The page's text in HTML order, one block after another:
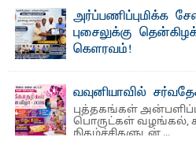
ஜே. எப். காமிலா பேகம்- இ லங்கை
அமைப்புகள் (NGO) தொடர்பான
அர்ப்பணிப்புமிக்க
புசைலுக்கு
கௌரவம்!
வவுனியாவில்
புத்தகங்கள்
பொருட்கள் வழங்கல்,
நிகழ்ச்சிகளுடன் ...